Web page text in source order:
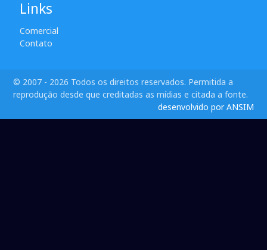
Links
Comercial
Contato
© 2007 - 2026 Todos os direitos reservados. Permitida a
reprodução desde que creditadas as mídias e citada a fonte.
desenvolvido por ANSIM